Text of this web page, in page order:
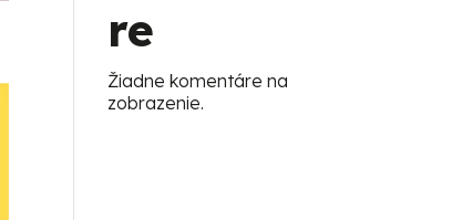
re
Žiadne komentáre na
zobrazenie.